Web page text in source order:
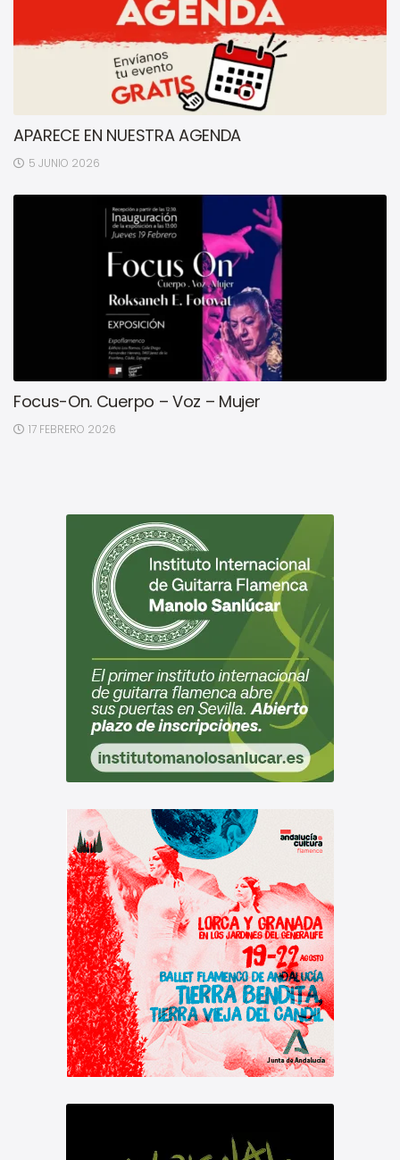
APARECE EN NUESTRA AGENDA
5 JUNIO 2026
Focus-On. Cuerpo – Voz – Mujer
17 FEBRERO 2026